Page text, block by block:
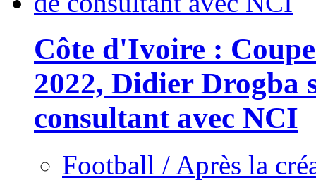
Côte d'Ivoire :
2022, Didier Drogba
consultant avec NCI
Football / Après la